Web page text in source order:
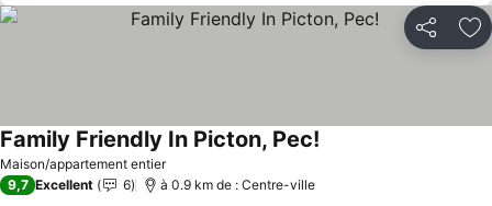
Partager
Maison/appartement entier
Family Friendly In Picton, Pec!
9,7 Excellent 6 à 0.9 km de : Centre-ville